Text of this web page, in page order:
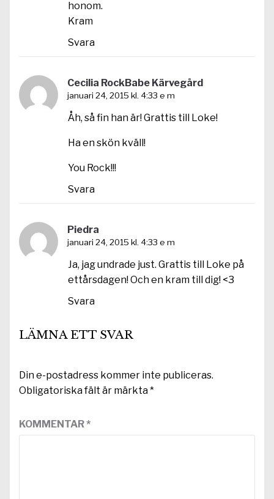
honom.
Kram
Svara
Cecilia RockBabe Kärvegård
januari 24, 2015 kl. 4:33 e m
Åh, så fin han är! Grattis till Loke!
Ha en skön kväll!
You Rock!!!
Svara
Piedra
januari 24, 2015 kl. 4:33 e m
Ja, jag undrade just. Grattis till Loke på
ettårsdagen! Och en kram till dig! <3
Svara
LÄMNA ETT SVAR
Din e-postadress kommer inte publiceras.
Obligatoriska fält är märkta*
KOMMENTAR*